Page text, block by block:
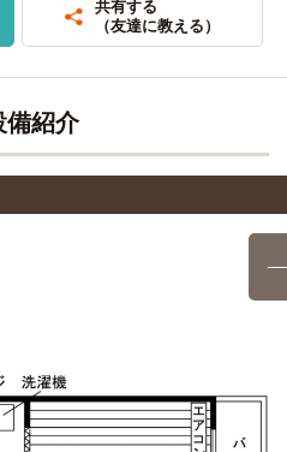
『博多』→（福岡市営七隈線7
牟田線14分）→『二日市』
博多』→（福岡市営七隈線7
田線14分）→『二日市』
宰府』
バス＋電車
83分
7分
分）→『博多』
分）→『博多』
7分
分）→『博多』
共有する
（友達に教える）
備紹介